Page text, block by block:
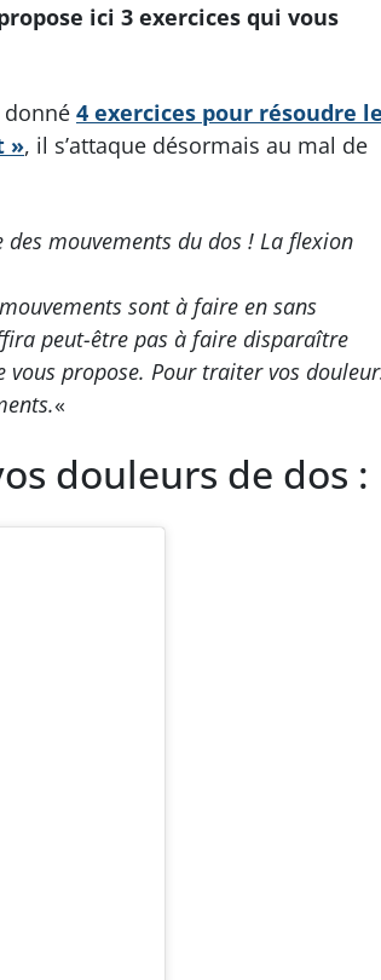
ici 3 exercices qui vous
donné 4 exercices pour résoudre
», il s’attaque désormais au mal de
mouvements du dos ! La flexion
sont à faire en sans
peut-être pas à faire disparaître
vous propose. Pour traiter vos
«
douleurs de dos :